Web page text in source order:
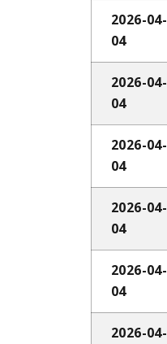
2026-04-
04
2026-04-
04
2026-04-
04
2026-04-
04
2026-04-
04
2026-04-